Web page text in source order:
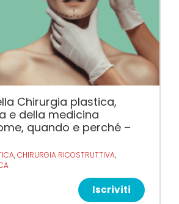
Chirurgia plastica,
e della medicina
quando e perché –
,CHIRURGIA RICOSTRUTTIVA,
Iscriviti